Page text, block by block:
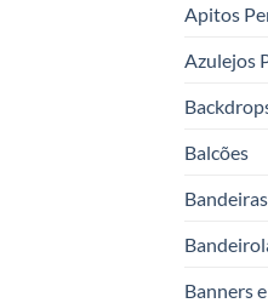
Apitos
Azulejos
Balcões
Bandeiras
Banners